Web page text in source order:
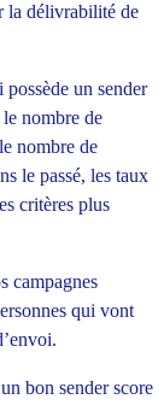
la délivrabilité de
possède un sender
nombre de
nombre de
le passé, les taux
critères plus
campagnes
qui vont
bon sender score